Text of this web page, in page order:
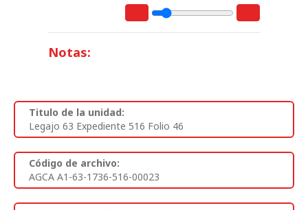
Notas:
Titulo de la unidad:
Legajo 63 Expediente 516 Folio 46
Código de archivo:
AGCA A1-63-1736-516-00023